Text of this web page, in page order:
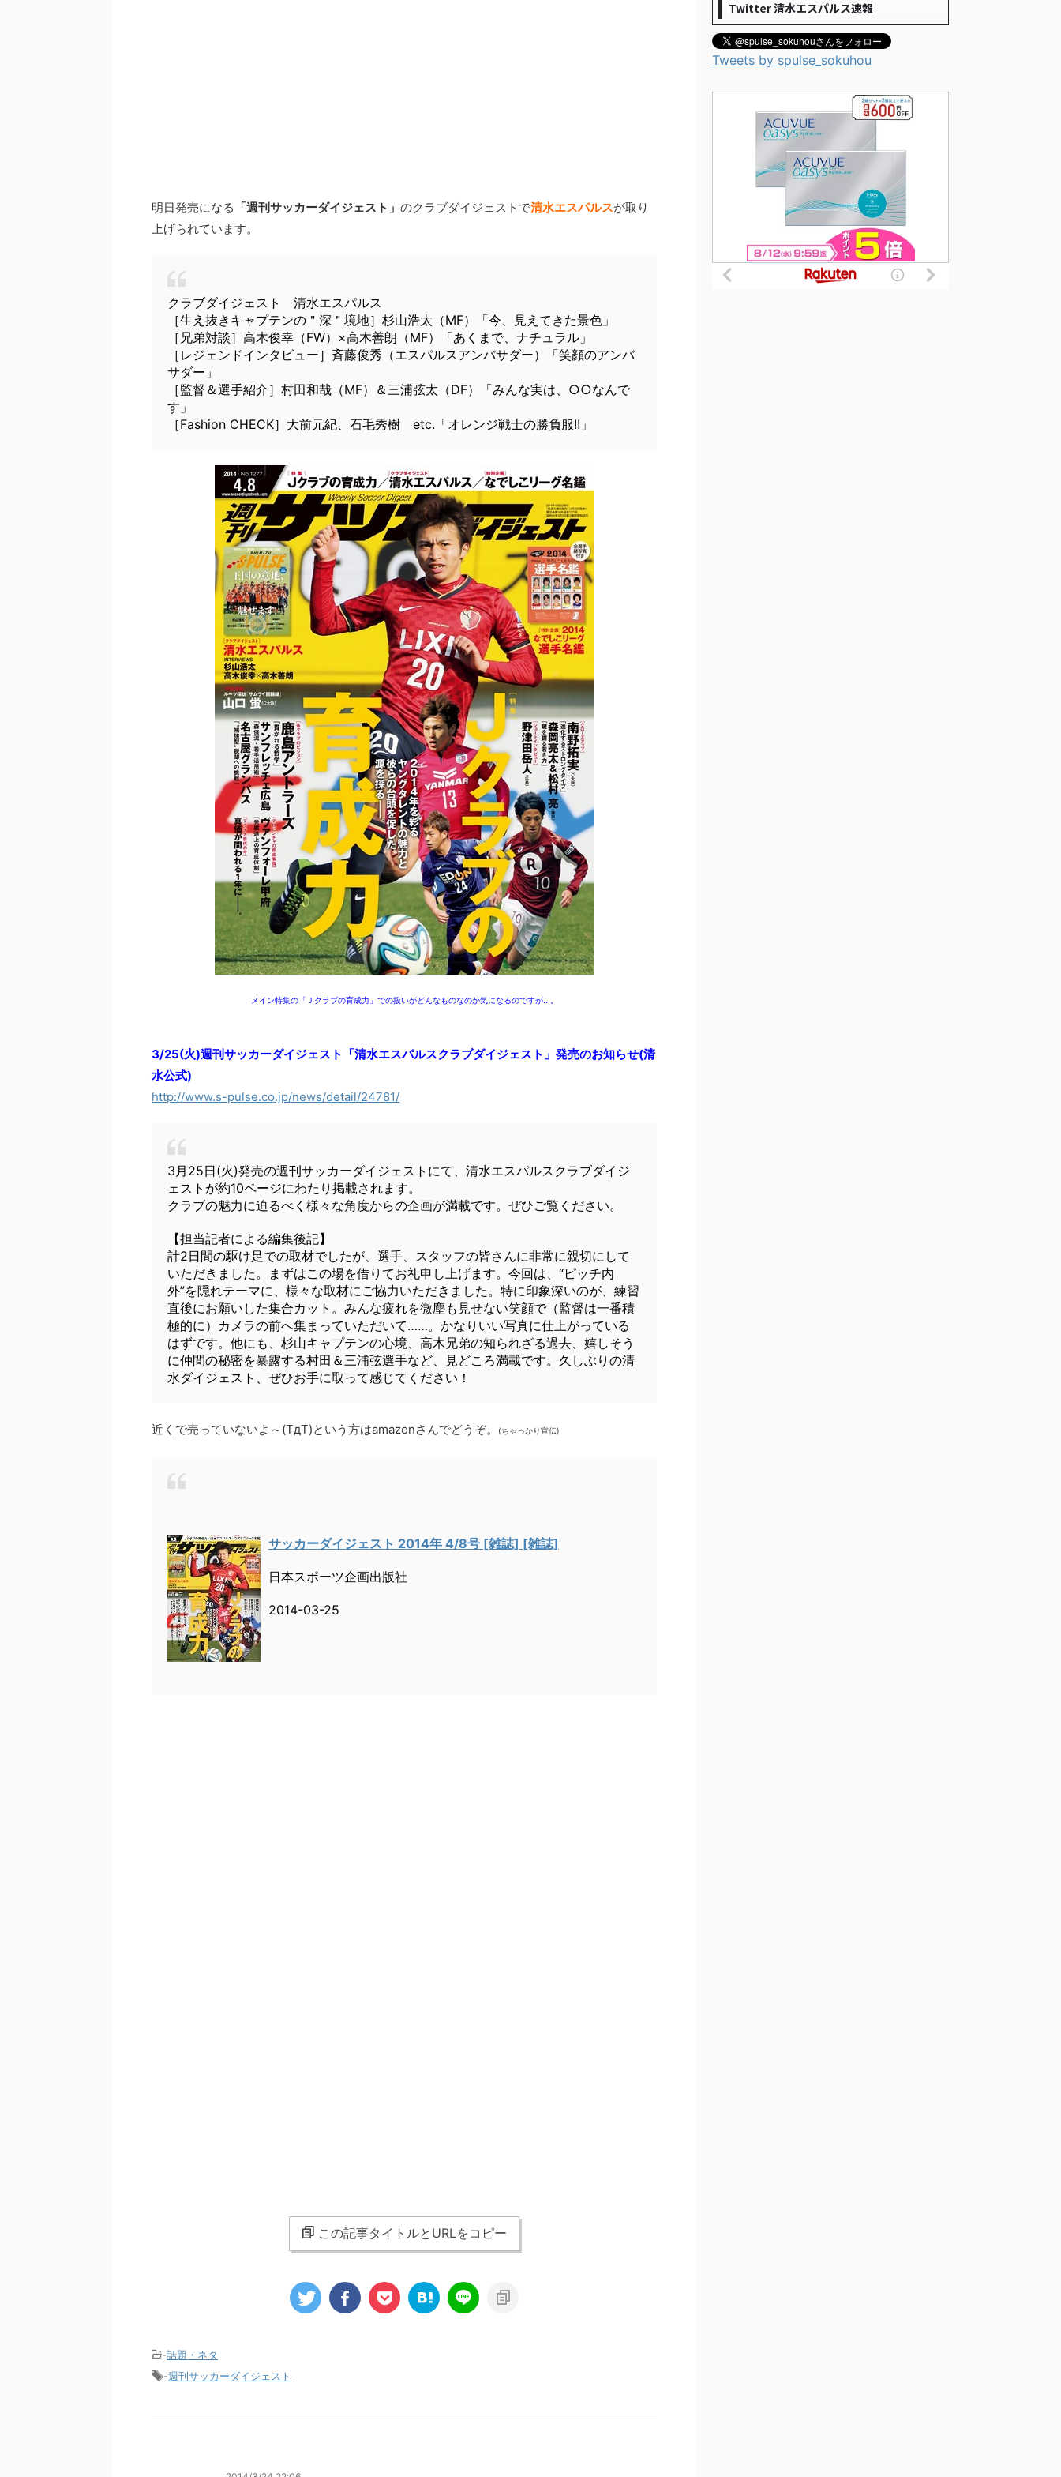
明日発売になる 「週刊サッカーダイジェスト」 のクラブダイジェストで清水エスパルスが取り
上げられています。
クラブダイジェスト 清水エスパルス
［生え抜きキャプテンの＂深＂境地］杉山浩太（MF）「今、見えてきた景色」
［兄弟対談］高木俊幸（FW）×高木善朗（MF）「あくまで、ナチュラル」
［レジェンドインタビュー］斉藤俊秀（エスパルスアンバサダー）「笑顔のアンバ
サダー」
［監督＆選手紹介］村田和哉（MF）＆三浦弦太（DF）「みんな実は、○○なんで
す」
［Fashion CHECK］大前元紀、石毛秀樹 etc.「オレンジ戦士の勝負服!!」
メイン特集の「Ｊクラブの育成力」での扱いがどんなものなのか気になるのですが...。
3/25(火)週刊サッカーダイジェスト「清水エスパルスクラブダイジェスト」発売のお知らせ(清
水公式)
http://www.s-pulse.co.jp/news/detail/24781/
3月25日(火)発売の週刊サッカーダイジェストにて、清水エスパルスクラブダイジ
ェストが約10ページにわたり掲載されます。
クラブの魅力に迫るべく様々な角度からの企画が満載です。ぜひご覧ください。
【担当記者による編集後記】
計2日間の駆け足での取材でしたが、選手、スタッフの皆さんに非常に親切にして
いただきました。まずはこの場を借りてお礼申し上げます。今回は、“ピッチ内
外”を隠れテーマに、様々な取材にご協力いただきました。特に印象深いのが、練習
直後にお願いした集合カット。みんな疲れを微塵も見せない笑顔で（監督は一番積
極的に）カメラの前へ集まっていただいて……。かなりいい写真に仕上がっている
はずです。他にも、杉山キャプテンの心境、高木兄弟の知られざる過去、嬉しそう
に仲間の秘密を暴露する村田＆三浦弦選手など、見どころ満載です。久しぶりの清
水ダイジェスト、ぜひお手に取って感じてください！
近くで売っていないよ～(TдT)という方はamazonさんでどうぞ。 (ちゃっかり宣伝)
サッカーダイジェスト 2014年 4/8号 [雑誌] [雑誌]
日本スポーツ企画出版社
2014-03-25
この記事タイトルとURLをコピー
-話題・ネタ
-週刊サッカーダイジェスト
Twitter 清水エスパルス速報
Tweets by spulse_sokuhou